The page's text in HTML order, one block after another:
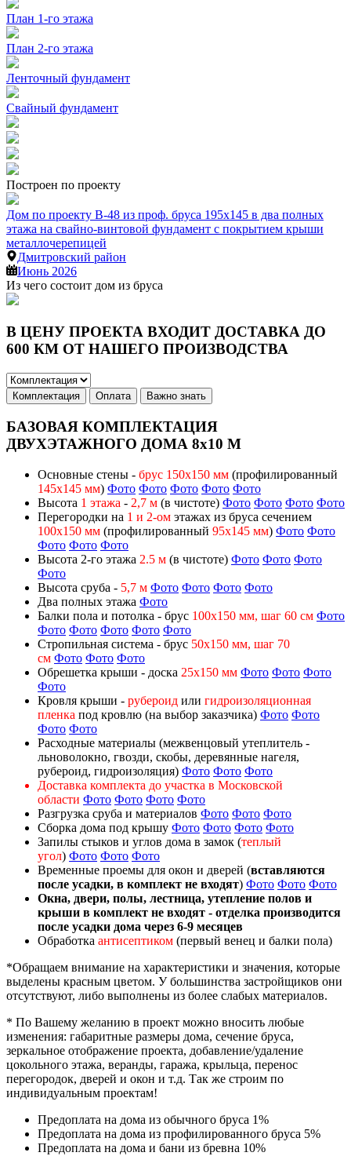
План 1-го этажа
План 2-го этажа
Ленточный фундамент
Свайный фундамент
Построен по проекту
Дом по проекту В-48 из проф. бруса 195х145 в два полных
этажа на свайно-винтовой фундамент с покрытием крыши
металлочерепицей
Дмитровский район
Июнь 2026
Из чего состоит дом из бруса
В ЦЕНУ ПРОЕКТА ВХОДИТ ДОСТАВКА ДО
600 КМ ОТ НАШЕГО ПРОИЗВОДСТВА
Комплектация Оплата Важно знать
БАЗОВАЯ КОМПЛЕКТАЦИЯ
ДВУХЭТАЖНОГО ДОМА 8х10 М
Основные стены - брус 150х150 мм (профилированный
145х145 мм) Фото Фото Фото Фото Фото
Высота 1 этажа - 2,7 м (в чистоте) Фото Фото Фото Фото
Перегородки на 1 и 2-ом этажах из бруса сечением
100х150 мм (профилированный 95х145 мм) Фото Фото
Фото Фото Фото
Высота 2-го этажа 2.5 м (в чистоте) Фото Фото Фото
Фото
Высота сруба - 5,7 м Фото Фото Фото Фото
Два полных этажа Фото
Балки пола и потолка - брус 100х150 мм, шаг 60 см Фото
Фото Фото Фото Фото Фото
Стропильная система - брус 50х150 мм, шаг 70
см Фото Фото Фото
Обрешетка крыши - доска 25х150 мм Фото Фото Фото
Фото
Кровля крыши - рубероид или гидроизоляционная
пленка под кровлю (на выбор заказчика) Фото Фото
Фото Фото
Расходные материалы (межвенцовый утеплитель -
льноволокно, гвозди, скобы, деревянные нагеля,
рубероид, гидроизоляция) Фото Фото Фото
Доставка комплекта до участка в Московской
области Фото Фото Фото Фото
Разгрузка сруба и материалов Фото Фото Фото
Сборка дома под крышу Фото Фото Фото Фото
Запилы стыков и углов дома в замок (теплый
угол) Фото Фото Фото
Временные проемы для окон и дверей (вставляются
после усадки, в комплект не входят) Фото Фото Фото
Окна, двери, полы, лестница, утепление полов и
крыши в комплект не входят - отделка производится
после усадки дома через 6-9 месяцев
Обработка антисептиком (первый венец и балки пола)
*Обращаем внимание на характеристики и значения, которые
выделены красным цветом. У большинства застройщиков они
отсутствуют, либо выполнены из более слабых материалов.
* По Вашему желанию в проект можно вносить любые
изменения: габаритные размеры дома, сечение бруса,
зеркальное отображение проекта, добавление/удаление
цокольного этажа, веранды, гаража, крыльца, перенос
перегородок, дверей и окон и т.д. Так же строим по
индивидуальным проектам!
Предоплата на дома из обычного бруса 1%
Предоплата на дома из профилированного бруса 5%
Предоплата на дома и бани из бревна 10%